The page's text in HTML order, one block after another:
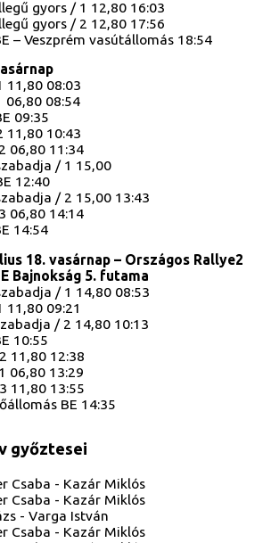
gyors / 1 12,80 16:03
gyors / 2 12,80 17:56
– Veszprém vasútállomás 18:54
11,80 08:03
06,80 08:54
09:35
11,80 10:43
06,80 11:34
/ 1 15,00
12:40
/ 2 15,00 13:43
06,80 14:14
14:54
18. vasárnap – Országos Rallye2
Bajnokság 5. futama
/ 1 14,80 08:53
11,80 09:21
/ 2 14,80 10:13
10:55
11,80 12:38
06,80 13:29
11,80 13:55
BE 14:35
győztesei
Csaba - Kazár Miklós
Csaba - Kazár Miklós
- Varga István
Csaba - Kazár Miklós